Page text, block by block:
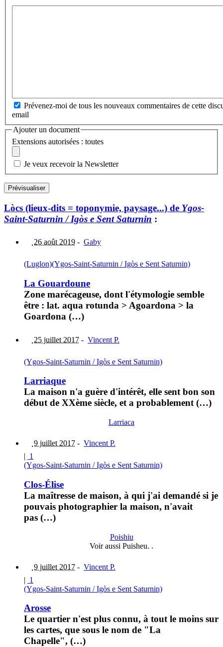
Prévenez-moi de tous les nouveaux commentaires de cette
email
Ajouter un document
Extensions autorisées : toutes
Je veux recevoir la Newsletter
Lòcs (lieux-dits = toponymie, paysage...) de Ygos-
Saint-Saturnin / Igòs e Sent Saturnin :
26 août 2019 - Gaby
(Luglon)(Ygos-Saint-Saturnin / Igòs e Sent Saturnin)
La Gouardoune
Zone marécageuse, dont l'étymologie semble
être : lat. aqua rotunda > Agoardona > la
Goardona (…)
25 juillet 2017 - Vincent P.
(Ygos-Saint-Saturnin / Igòs e Sent Saturnin)
Larriaque
La maison n'a guère d'intérêt, elle sent bon son
début de XXème siècle, et a probablement (…)
Larriaca
9 juillet 2017 - Vincent P.
| 1
(Ygos-Saint-Saturnin / Igòs e Sent Saturnin)
Clos-Élise
La maîtresse de maison, à qui j'ai demandé si je
pouvais photographier la maison, n'avait
pas (…)
Poishiu
Voir aussi Puisheu. .
9 juillet 2017 - Vincent P.
| 1
(Ygos-Saint-Saturnin / Igòs e Sent Saturnin)
Arosse
Le quartier n'est plus connu, à tout le moins sur
les cartes, que sous le nom de "La
Chapelle", (…)